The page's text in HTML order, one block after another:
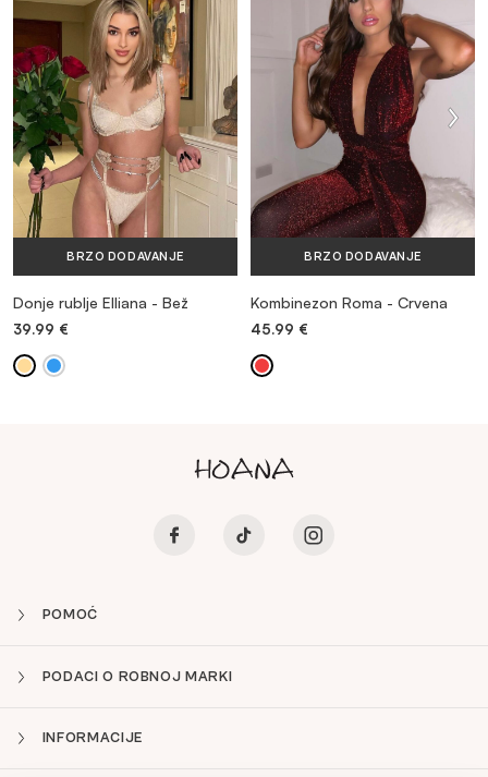
BRZO DODAVANJE
Donje rublje Elliana - Bež
39.99 €
BRZO DODAVANJE
Kombinezon Roma - Crvena
45.99 €
POMOĆ
PODACI O ROBNOJ MARKI
INFORMACIJE